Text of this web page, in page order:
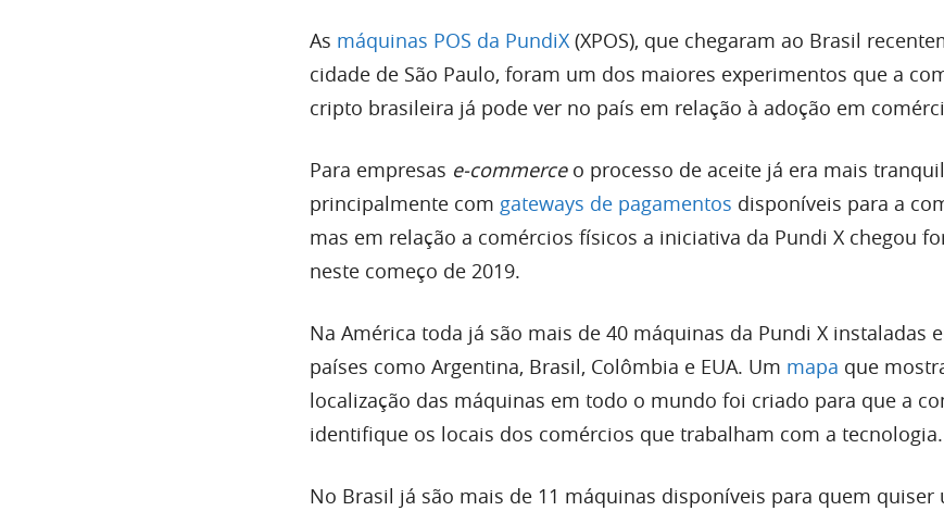
As máquinas POS da PundiX (XPOS), que chegaram ao Brasil
cidade de São Paulo, foram um dos maiores experimentos que a
cripto brasileira já pode ver no país em relação à adoção em
Para empresas e-commerceo processo de aceite já era mais
principalmente com gateways de pagamentos disponíveis para a
mas em relação a comércios físicos a iniciativa da Pundi X chegou
neste começo de 2019.
Na América toda já são mais de 40 máquinas da Pundi X instaladas
países como Argentina, Brasil, Colômbia e EUA. Um mapa que
localização das máquinas em todo o mundo foi criado para que a
identifique os locais dos comércios que trabalham com a tecnologia.
No Brasil já são mais de 11 máquinas disponíveis para quem quiser